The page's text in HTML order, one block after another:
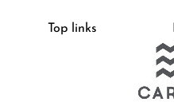
Top links